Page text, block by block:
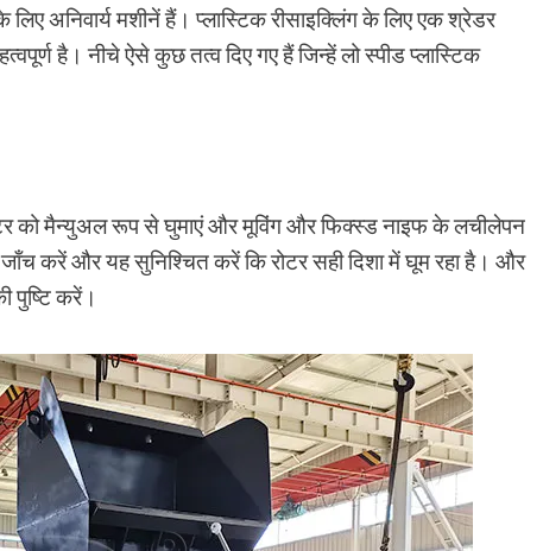
लिए अनिवार्य मशीनें हैं। प्लास्टिक रीसाइक्लिंग के लिए एक श्रेडर
है। नीचे ऐसे कुछ तत्व दिए गए हैं जिन्हें लो स्पीड प्लास्टिक
को मैन्युअल रूप से घुमाएं और मूविंग और फिक्स्ड नाइफ के लचीलेपन
करें और यह सुनिश्चित करें कि रोटर सही दिशा में घूम रहा है। और
पुष्टि करें।